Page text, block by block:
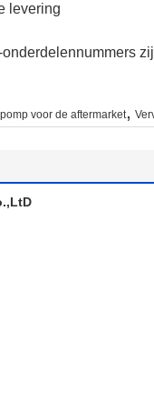
levering
voor de aftermarket,